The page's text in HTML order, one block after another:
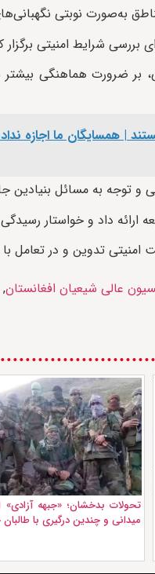
به‌صورت نوبتی نگهبانی‌های
شرایط امنیتی برگزار
بر ضرورت هماهنگی بیشتر
| همسایگان ما اجازه
توجه به مسائل بنیادین
داد و خواستار
تدوین و در تعامل
عالی شیعیان افغانستان,
تحولات بدخشان؛ «جبهه
میدانی و چندین درگیری با طالبان